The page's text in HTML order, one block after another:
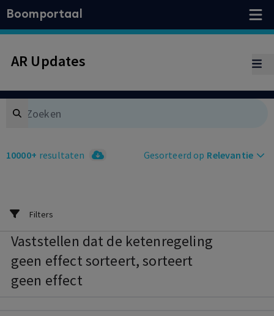
Boomportaal
AR Updates
Search
10000+ resultaten Gesorteerd op Relevantie
Filters
Vaststellen dat de ketenregeling
geen effect sorteert, sorteert
geen effect